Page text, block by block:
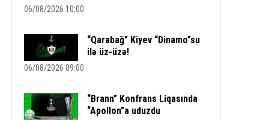
06/08/2026 10:00
“Qarabağ” Kiyev “Dinamo”su
ilə üz-üzə!
06/08/2026 09:00
“Brann” Konfrans Liqasında
“Apollon”a uduzdu